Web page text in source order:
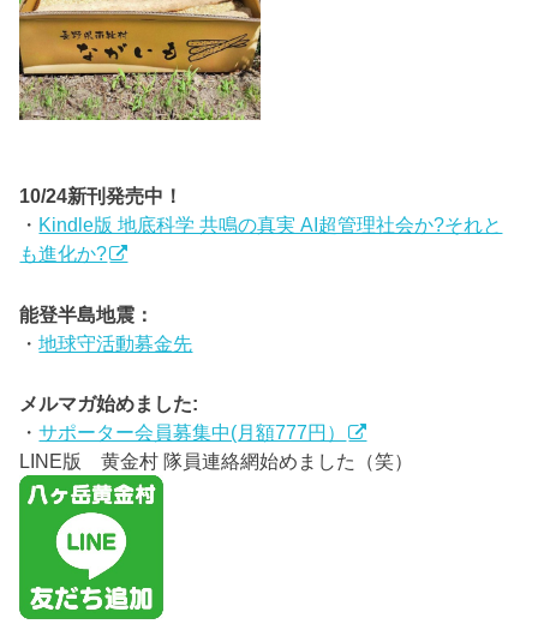
10/24新刊発売中！
・ Kindle版 地底科学 共鳴の真実 AI超管理社会か?それと
も進化か?
能登半島地震：
・地球守活動募金先
メルマガ始めました:
・サポーター会員募集中(月額777円）
LINE版 黄金村 隊員連絡網始めました（笑）